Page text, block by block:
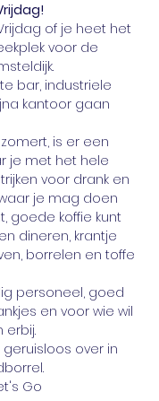
of je heet het
voor de
bar, industriele
kantoor gaan
is er een
je met het hele
voor drank en
je mag doen
goede koffie kunt
dineren, krantje
borrelen en toffe
personeel, goed
en voor wie wil
erbij.
over in
Go